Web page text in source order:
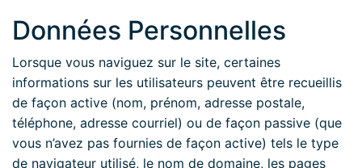
Données Personnelles
Lorsque vous naviguez sur le site, certaines
informations sur les utilisateurs peuvent être recueillis
de façon active (nom, prénom, adresse postale,
téléphone, adresse courriel) ou de façon passive (que
vous n’avez pas fournies de façon active) tels le type
de navigateur utilisé, le nom de domaine, les pages